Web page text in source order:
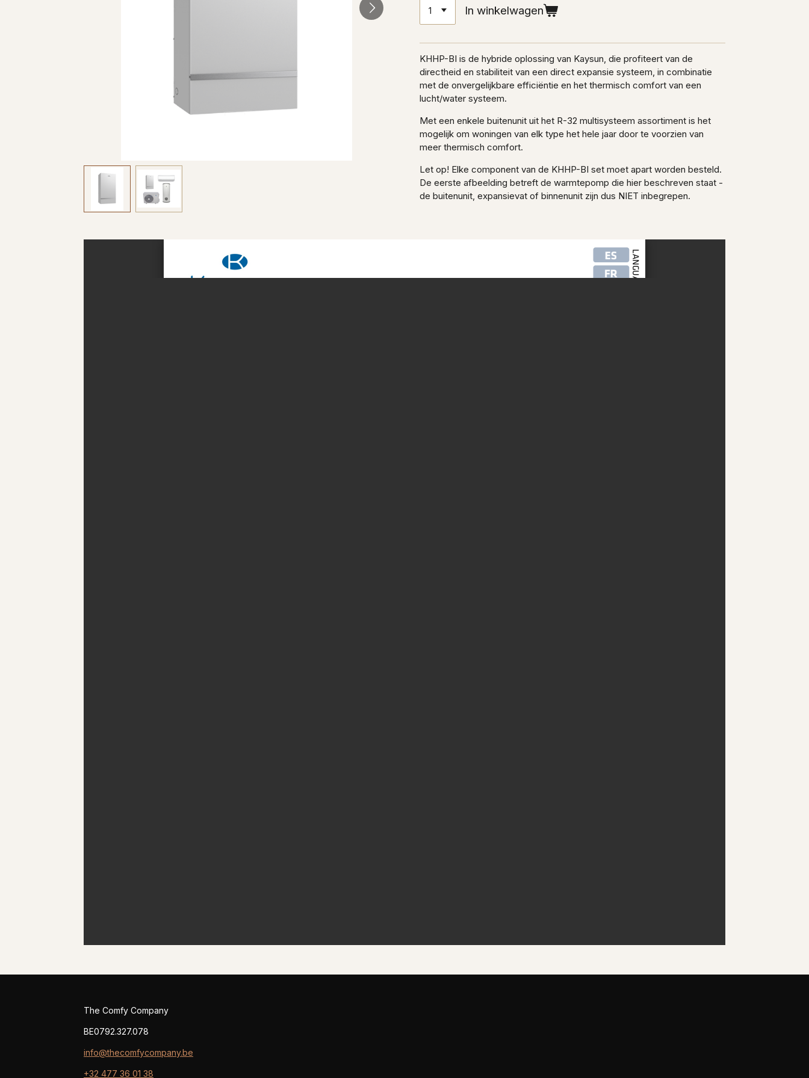
In winkelwagen
KHHP-BI is de hybride oplossing van Kaysun, die profiteert van de
directheid en stabiliteit van een direct expansie systeem, in combinatie
met de onvergelijkbare efficiëntie en het thermisch comfort van een
lucht/water systeem.
Met een enkele buitenunit uit het R-32 multisysteem assortiment is het
mogelijk om woningen van elk type het hele jaar door te voorzien van
meer thermisch comfort.
Let op! Elke component van de KHHP-BI set moet apart worden besteld.
De eerste afbeelding betreft de warmtepomp die hier beschreven staat -
de buitenunit, expansievat of binnenunit zijn dus NIET inbegrepen.
The Comfy Company
BE0792.327.078
info@thecomfycompany.be
+32 477 36 01 38